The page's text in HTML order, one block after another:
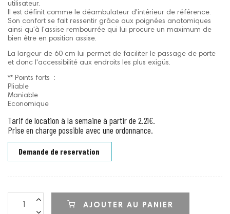
utilisateur.
Il est définit comme le déambulateur d'intérieur de référence.
Son confort se fait ressentir grâce aux poignées anatomiques
ainsi qu'à l'assise rembourrée qui lui procure un maximum de
bien être en position assise.
La largeur de 60 cm lui permet de faciliter le passage de porte
et donc l'accessibilité aux endroits les plus exigüs.
** Points forts :
Pliable
Maniable
Economique
Tarif de location à la semaine à partir de 2.21€.
Prise en charge possible avec une ordonnance.
Demande de reservation
AJOUTER AU PANIER